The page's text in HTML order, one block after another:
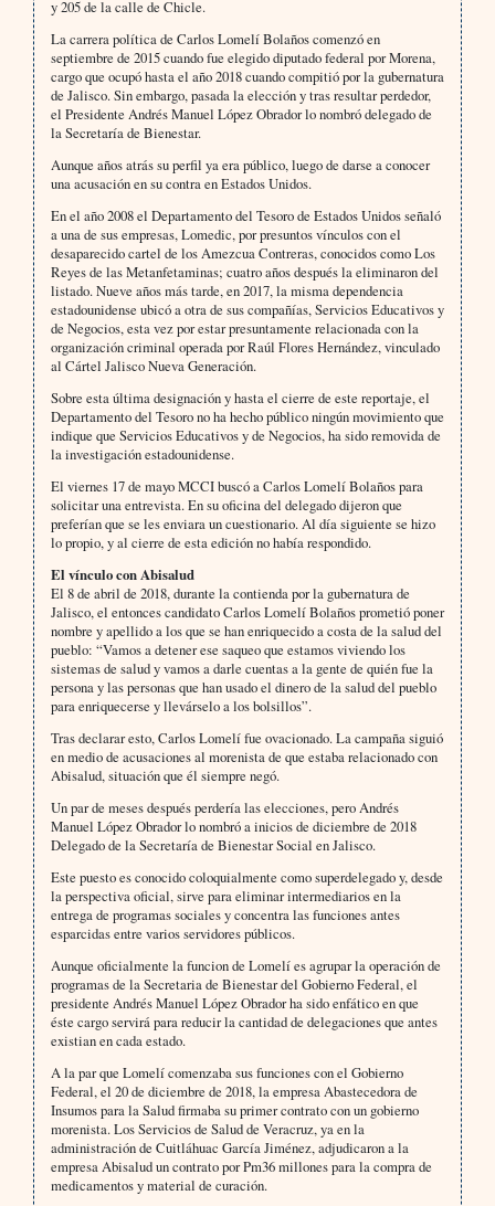
y 205 de la calle de Chicle.
La carrera política de Carlos Lomelí Bolaños comenzó en
septiembre de 2015 cuando fue elegido diputado federal por Morena,
cargo que ocupó hasta el año 2018 cuando compitió por la gubernatura
de Jalisco. Sin embargo, pasada la elección y tras resultar perdedor,
el Presidente Andrés Manuel López Obrador lo nombró delegado de
la Secretaría de Bienestar.
Aunque años atrás su perfil ya era público, luego de darse a conocer
una acusación en su contra en Estados Unidos.
En el año 2008 el Departamento del Tesoro de Estados Unidos señaló
a una de sus empresas, Lomedic, por presuntos vínculos con el
desaparecido cartel de los Amezcua Contreras, conocidos como Los
Reyes de las Metanfetaminas; cuatro años después la eliminaron del
listado. Nueve años más tarde, en 2017, la misma dependencia
estadounidense ubicó a otra de sus compañías, Servicios Educativos y
de Negocios, esta vez por estar presuntamente relacionada con la
organización criminal operada por Raúl Flores Hernández, vinculado
al Cártel Jalisco Nueva Generación.
Sobre esta última designación y hasta el cierre de este reportaje, el
Departamento del Tesoro no ha hecho público ningún movimiento que
indique que Servicios Educativos y de Negocios, ha sido removida de
la investigación estadounidense.
El viernes 17 de mayo MCCI buscó a Carlos Lomelí Bolaños para
solicitar una entrevista. En su oficina del delegado dijeron que
preferían que se les enviara un cuestionario. Al día siguiente se hizo
lo propio, y al cierre de esta edición no había respondido.
El vínculo con Abisalud
El 8 de abril de 2018, durante la contienda por la gubernatura de
Jalisco, el entonces candidato Carlos Lomelí Bolaños prometió poner
nombre y apellido a los que se han enriquecido a costa de la salud del
pueblo: “Vamos a detener ese saqueo que estamos viviendo los
sistemas de salud y vamos a darle cuentas a la gente de quién fue la
persona y las personas que han usado el dinero de la salud del pueblo
para enriquecerse y llevárselo a los bolsillos”.
Tras declarar esto, Carlos Lomelí fue ovacionado. La campaña siguió
en medio de acusaciones al morenista de que estaba relacionado con
Abisalud, situación que él siempre negó.
Un par de meses después perdería las elecciones, pero Andrés
Manuel López Obrador lo nombró a inicios de diciembre de 2018
Delegado de la Secretaría de Bienestar Social en Jalisco.
Este puesto es conocido coloquialmente como superdelegado y, desde
la perspectiva oficial, sirve para eliminar intermediarios en la
entrega de programas sociales y concentra las funciones antes
esparcidas entre varios servidores públicos.
Aunque oficialmente la funcion de Lomelí es agrupar la operación de
programas de la Secretaria de Bienestar del Gobierno Federal, el
presidente Andrés Manuel López Obrador ha sido enfático en que
éste cargo servirá para reducir la cantidad de delegaciones que antes
existian en cada estado.
A la par que Lomelí comenzaba sus funciones con el Gobierno
Federal, el 20 de diciembre de 2018, la empresa Abastecedora de
Insumos para la Salud firmaba su primer contrato con un gobierno
morenista. Los Servicios de Salud de Veracruz, ya en la
administración de Cuitláhuac García Jiménez, adjudicaron a la
empresa Abisalud un contrato por Pm36 millones para la compra de
medicamentos y material de curación.